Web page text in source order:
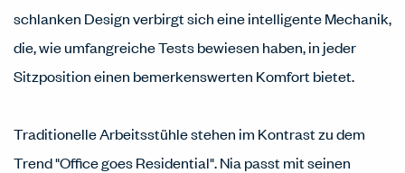
schlanken Design verbirgt sich eine intelligente Mechanik,
die, wie umfangreiche Tests bewiesen haben, in jeder
Sitzposition einen bemerkenswerten Komfort bietet.
Traditionelle Arbeitsstühle stehen im Kontrast zu dem
Trend "Office goes Residential". Nia passt mit seinen